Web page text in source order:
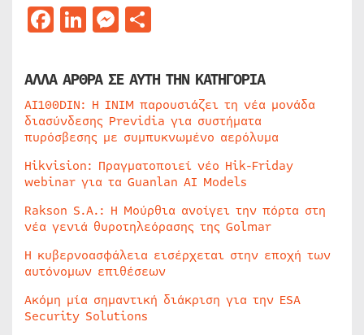
Facebook
LinkedIn
Messenger
ΑΛΛΑ ΑΡΘΡΑ ΣΕ ΑΥΤΗ ΤΗΝ ΚΑΤΗΓΟΡΙΑ
AI100DIN: Η INIM παρουσιάζει τη νέα μονάδα
διασύνδεσης Previdia για συστήματα
πυρόσβεσης με συμπυκνωμένο αερόλυμα
Hikvision: Πραγματοποιεί νέο Hik-Friday
webinar για τα Guanlan AI Models
Rakson S.A.: Η Μούρθια ανοίγει την πόρτα στη
νέα γενιά θυροτηλεόρασης της Golmar
Η κυβερνοασφάλεια εισέρχεται στην εποχή των
αυτόνομων επιθέσεων
Ακόμη μία σημαντική διάκριση για την ESA
Security Solutions